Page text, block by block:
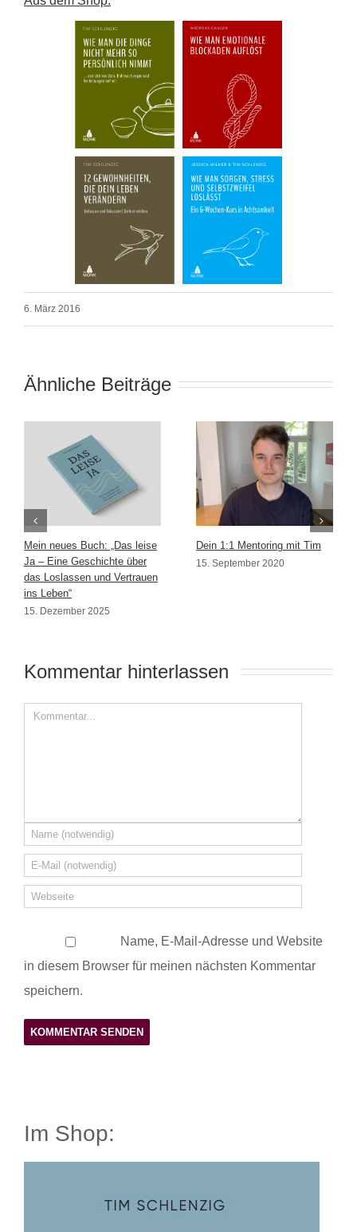
6. März 2016
Ähnliche Beiträge
Mein neues Buch: „Das leise
Ja – Eine Geschichte über
das Loslassen und Vertrauen
ins Leben“
15. Dezember 2025
Dein 1:1 Mentoring mit Tim
15. September 2020
Kommentar hinterlassen
Name, E-Mail-Adresse und Website
in diesem Browser für meinen nächsten Kommentar
speichern.
Im Shop: